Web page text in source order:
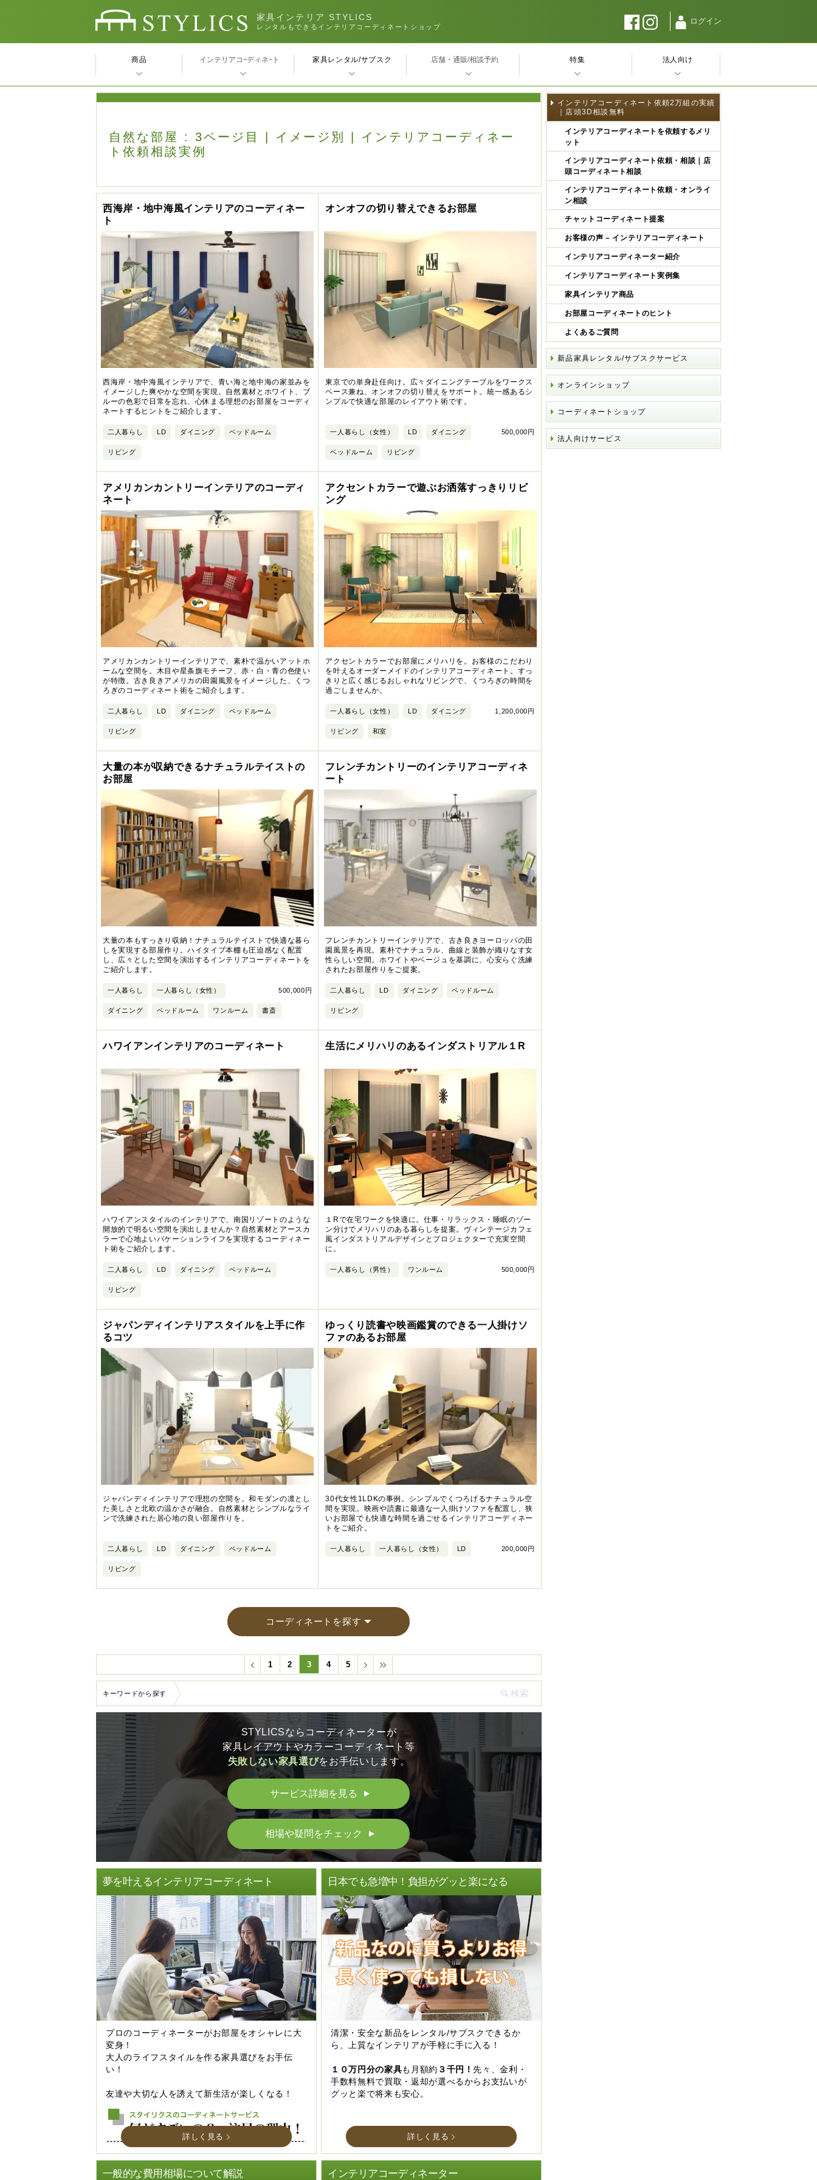
家具インテリア STYLICS
レンタルもできるインテリアコーディネートショップ
ログイン
自然な部屋 : 3ページ目 | イメージ別 | インテリアコーディネー
ト依頼相談実例
西海岸・地中海風インテリアのコーディネー
ト
西海岸・地中海風インテリアで、青い海と地中海の家並みを
イメージした爽やかな空間を実現。自然素材とホワイト、ブ
ルーの色彩で日常を忘れ、心休まる理想のお部屋をコーディ
ネートするヒントをご紹介します。
二人暮らし LD ダイニング ベッドルーム
リビング
オンオフの切り替えできるお部屋
東京での単身赴任向け。広々ダイニングテーブルをワークス
ペース兼ね、オンオフの切り替えをサポート。統一感あるシ
ンプルで快適な部屋のレイアウト術です。
500,000円
一人暮らし（女性） LD ダイニング
ベッドルーム リビング
アメリカンカントリーインテリアのコーディ
ネート
アメリカンカントリーインテリアで、素朴で温かいアットホ
ームな空間を。木目や星条旗モチーフ、赤・白・青の色使い
が特徴。古き良きアメリカの田園風景をイメージした、くつ
ろぎのコーディネート術をご紹介します。
二人暮らし LD ダイニング ベッドルーム
リビング
アクセントカラーで遊ぶお洒落すっきりリビ
ング
アクセントカラーでお部屋にメリハリを。お客様のこだわり
を叶えるオーダーメイドのインテリアコーディネート。すっ
きりと広く感じるおしゃれなリビングで、くつろぎの時間を
過ごしませんか。
1,200,000円
一人暮らし（女性） LD ダイニング
リビング 和室
大量の本が収納できるナチュラルテイストの
お部屋
大量の本もすっきり収納！ナチュラルテイストで快適な暮ら
しを実現する部屋作り。ハイタイプ本棚も圧迫感なく配置
し、広々とした空間を演出するインテリアコーディネートを
ご紹介します。
500,000円
一人暮らし 一人暮らし（女性）
ダイニング ベッドルーム ワンルーム 書斎
フレンチカントリーのインテリアコーディネ
ート
フレンチカントリーインテリアで、古き良きヨーロッパの田
園風景を再現。素朴でナチュラル、曲線と装飾が織りなす女
性らしい空間。ホワイトやベージュを基調に、心安らぐ洗練
されたお部屋作りをご提案。
二人暮らし LD ダイニング ベッドルーム
リビング
ハワイアンインテリアのコーディネート
ハワイアンスタイルのインテリアで、南国リゾートのような
開放的で明るい空間を演出しませんか？自然素材とアースカ
ラーで心地よいバケーションライフを実現するコーディネー
ト術をご紹介します。
二人暮らし LD ダイニング ベッドルーム
リビング
生活にメリハリのあるインダストリアル１R
１Rで在宅ワークを快適に。仕事・リラックス・睡眠のゾー
ン分けでメリハリのある暮らしを提案。ヴィンテージカフェ
風インダストリアルデザインとプロジェクターで充実空間
に。
500,000円
一人暮らし（男性） ワンルーム
ジャパンディインテリアスタイルを上手に作
るコツ
ジャパンディインテリアで理想の空間を。和モダンの凛とし
た美しさと北欧の温かさが融合。自然素材とシンプルなライ
ンで洗練された居心地の良い部屋作りを。
二人暮らし LD ダイニング ベッドルーム
リビング
ゆっくり読書や映画鑑賞のできる一人掛けソ
ファのあるお部屋
30代女性1LDKの事例。シンプルでくつろげるナチュラル空
間を実現。映画や読書に最適な一人掛けソファを配置し、狭
いお部屋でも快適な時間を過ごせるインテリアコーディネー
トをご紹介。
200,000円
一人暮らし 一人暮らし（女性） LD
コーディネートを探す
1 2 3 4 5
キーワードから探す
STYLICSならコーディネーターが
家具レイアウトやカラーコーディネート等
失敗しない家具選びをお手伝いします。
サービス詳細を見る ▲
相場や疑問をチェック ▲
夢を叶えるインテリアコーディネート
プロのコーディネーターがお部屋をオシャレに大
変身！
大人のライフスタイルを作る家具選びをお手伝
い！
友達や大切な人を誘えて新生活が楽しくなる！
詳しく見る
日本でも急増中！負担がグッと楽になる
清潔・安全な新品をレンタル/サブスクできるか
ら、上質なインテリアが手軽に手に入る！
１０万円分の家具も月額約 ３千円！先々、金利・
手数料無料で買取・返却が選べるからお支払いが
グッと楽で将来も安心。
詳しく見る
一般的な費用相場について解説 インテリアコーディネーター
インテリアコーディネート依頼2万組の実績
｜店頭3D相談無料
インテリアコーディネートを依頼するメリ
ット
インテリアコーディネート依頼・相談｜店
頭コーディネート相談
インテリアコーディネート依頼・オンライ
ン相談
チャットコーディネート提案
お客様の声 – インテリアコーディネート
インテリアコーディネーター紹介
インテリアコーディネート実例集
家具インテリア商品
お部屋コーディネートのヒント
よくあるご質問
新品家具レンタル/サブスクサービス
オンラインショップ
コーディネートショップ
法人向けサービス
商品 インテリアコｰディネｰト 家具レンタル/サブスク 店舗・通販/相談予約 特集 法人向け